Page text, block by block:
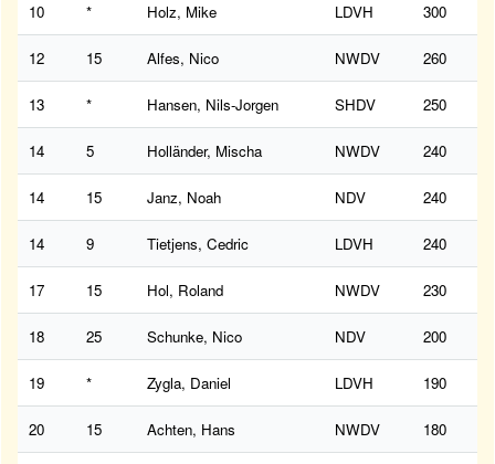
10 * Holz, Mike LDVH 300
12 15 Alfes, Nico NWDV 260
13 * Hansen, Nils-Jorgen SHDV 250
14 5 Holländer, Mischa NWDV 240
14 15 Janz, Noah NDV 240
14 9 Tietjens, Cedric LDVH 240
17 15 Hol, Roland NWDV 230
18 25 Schunke, Nico NDV 200
19 * Zygla, Daniel LDVH 190
20 15 Achten, Hans NWDV 180